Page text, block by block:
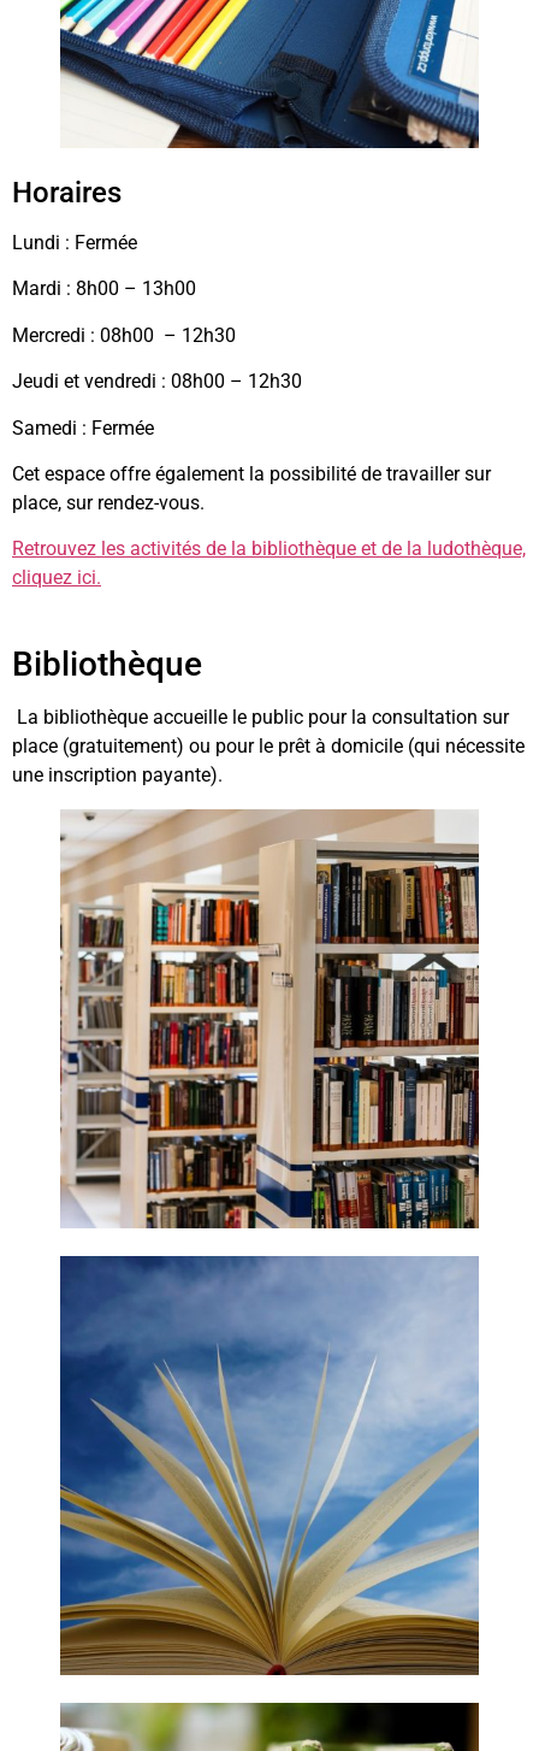
Horaires
Lundi : Fermée
Mardi : 8h00 – 13h00
Mercredi : 08h00 – 12h30
Jeudi et vendredi : 08h00 – 12h30
Samedi : Fermée
Cet espace offre également la possibilité de travailler sur
place, sur rendez-vous.
Retrouvez les activités de la bibliothèque et de la ludothèque,
cliquez ici.
Bibliothèque
La bibliothèque accueille le public pour la consultation sur
place (gratuitement) ou pour le prêt à domicile (qui nécessite
une inscription payante).